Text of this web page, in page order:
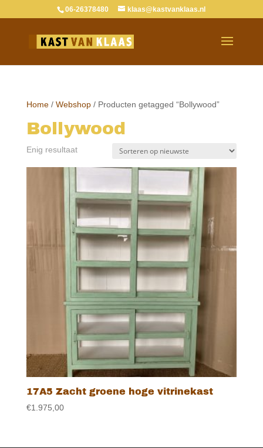
06-26378480 klaas@kastvanklaas.nl
Home/ Webshop/ Producten getagged “Bollywood”
Bollywood
Enig resultaat
17A5 Zacht groene hoge vitrinekast
€1.975,00